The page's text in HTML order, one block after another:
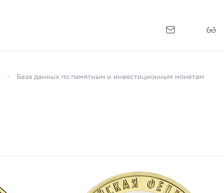
База данных по памятным и инвестиционным монетам